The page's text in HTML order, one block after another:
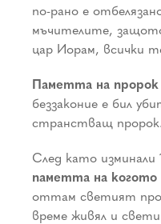
по-рано е
мъчителите,
цар Иорам, всички
Паметта на
беззаконие е бил
странстващ пророк.
След като изминали
паметта на когото
оттам светият
време живял и